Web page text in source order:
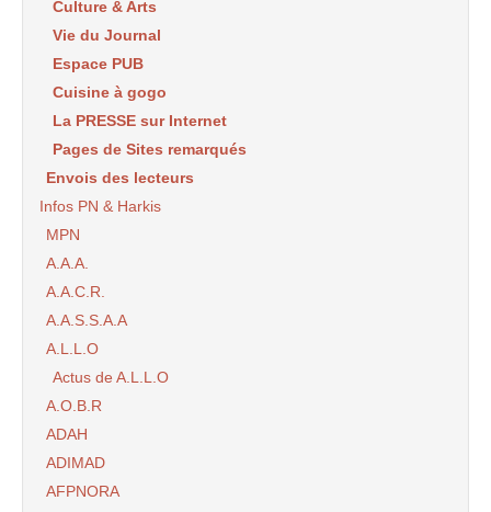
Culture & Arts
Vie du Journal
Espace PUB
Cuisine à gogo
La PRESSE sur Internet
Pages de Sites remarqués
Envois des lecteurs
Infos PN & Harkis
MPN
A.A.A.
A.A.C.R.
A.A.S.S.A.A
A.L.L.O
Actus de A.L.L.O
A.O.B.R
ADAH
ADIMAD
AFPNORA